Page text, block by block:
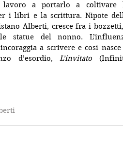
a portarlo a coltivare
i libri e la scrittura. Nipote
Alberti, cresce fra i
statue del nonno.
a scrivere e così
d’esordio, L’invitato